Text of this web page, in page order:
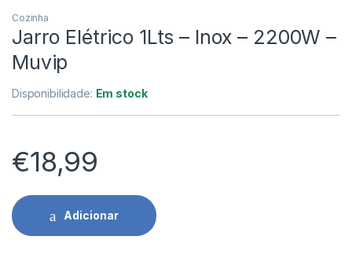
Cozinha
Jarro Elétrico 1Lts – Inox – 2200W –
Muvip
Disponibilidade: Em stock
€18,99
Adicionar